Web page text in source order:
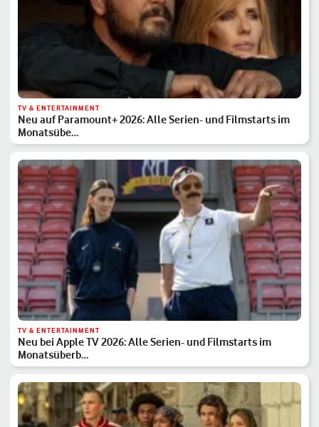
TV & ENTERTAINMENT
Neu auf Paramount+ 2026: Alle Serien- und Filmstarts im
Monatsübe…
TV & ENTERTAINMENT
Neu bei Apple TV 2026: Alle Serien- und Filmstarts im
Monatsüberb…